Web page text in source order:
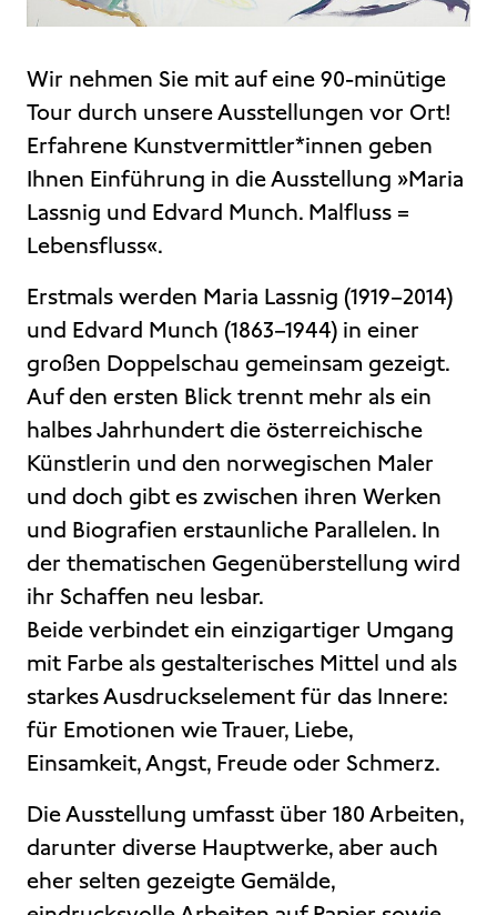
Wir nehmen Sie mit auf eine 90-minütige
Tour durch unsere Ausstellungen vor Ort!
Erfahrene Kunstvermittler*innen geben
Ihnen Einführung in die Ausstellung »Maria
Lassnig und Edvard Munch. Malfluss =
Lebensfluss«.
Erstmals werden Maria Lassnig (1919–2014)
und Edvard Munch (1863–1944) in einer
großen Doppelschau gemeinsam gezeigt.
Auf den ersten Blick trennt mehr als ein
halbes Jahrhundert die österreichische
Künstlerin und den norwegischen Maler
und doch gibt es zwischen ihren Werken
und Biografien erstaunliche Parallelen. In
der thematischen Gegenüberstellung wird
ihr Schaffen neu lesbar.
Beide verbindet ein einzigartiger Umgang
mit Farbe als gestalterisches Mittel und als
starkes Ausdruckselement für das Innere:
für Emotionen wie Trauer, Liebe,
Einsamkeit, Angst, Freude oder Schmerz.
Die Ausstellung umfasst über 180 Arbeiten,
darunter diverse Hauptwerke, aber auch
eher selten gezeigte Gemälde,